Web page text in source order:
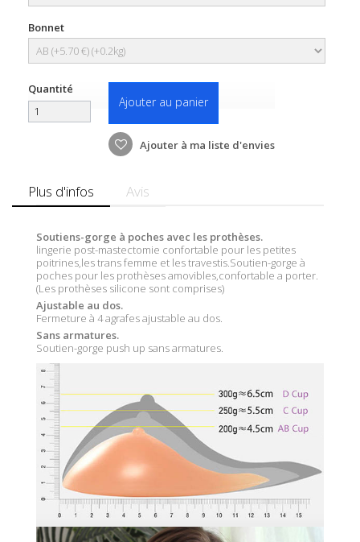
Bonnet
Quantité
Ajouter au panier
Ajouter à ma liste d'envies
Plus d'infos Avis
Soutiens-gorge à poches avec les prothèses.
lingerie post-mastectomie confortable pour les petites
poitrines,les trans femme et les travestis.Soutien-gorge à
poches pour les prothèses amovibles,confortable a porter.
(Les prothèses silicone sont comprises)
Ajustable au dos.
Fermeture à 4 agrafes ajustable au dos.
Sans armatures.
Soutien-gorge push up sans armatures.